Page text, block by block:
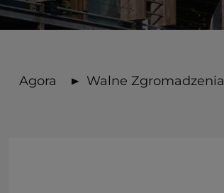
Agora Walne Zgromadzenia